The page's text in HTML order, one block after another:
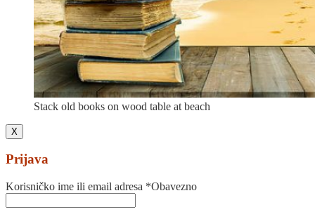
Stack old books on wood table at beach
X
Prijava
Korisničko ime ili email adresa *Obavezno